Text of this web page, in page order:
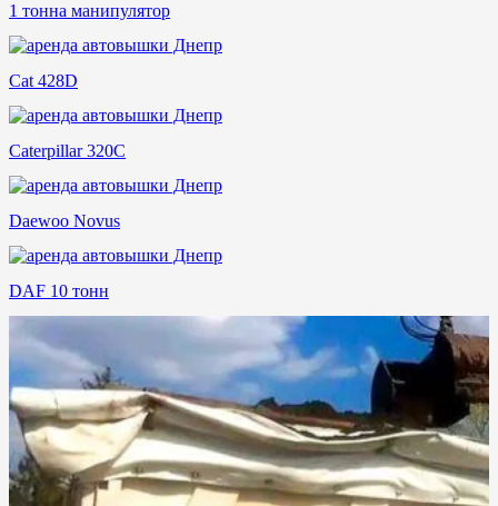
1 тонна манипулятор
Cat 428D
Caterpillar 320C
Daewoo Novus
DAF 10 тонн